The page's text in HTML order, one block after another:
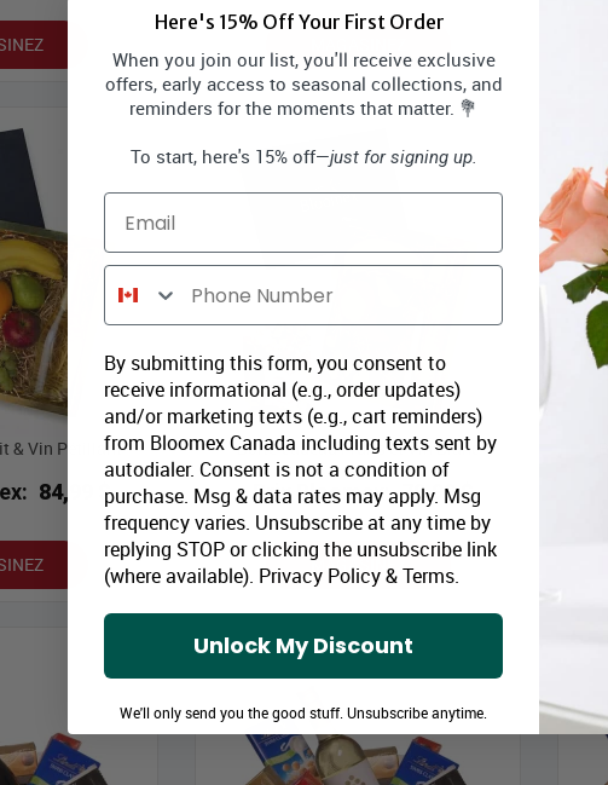
& Vin Pétillant
84,99 $
Boîte-cadeau Fruits et Vin Blanc
Prix Bloomex: 79,99 $
MAGASINEZ
Here's 15% Off Your First Order
When you join our list, you'll receive exclusive
offers, early access to seasonal collections, and
reminders for the moments that matter. 💐
To start, here's 15% off—just for signing up.
Email
Phone Number
By submitting this form, you consent to
receive informational (e.g., order updates)
and/or marketing texts (e.g., cart reminders)
from Bloomex Canada including texts sent by
autodialer. Consent is not a condition of
purchase. Msg & data rates may apply. Msg
frequency varies. Unsubscribe at any time by
replying STOP or clicking the unsubscribe link
(where available). Privacy Policy&Terms.
Unlock My Discount
We'll only send you the good stuff. Unsubscribe anytime.